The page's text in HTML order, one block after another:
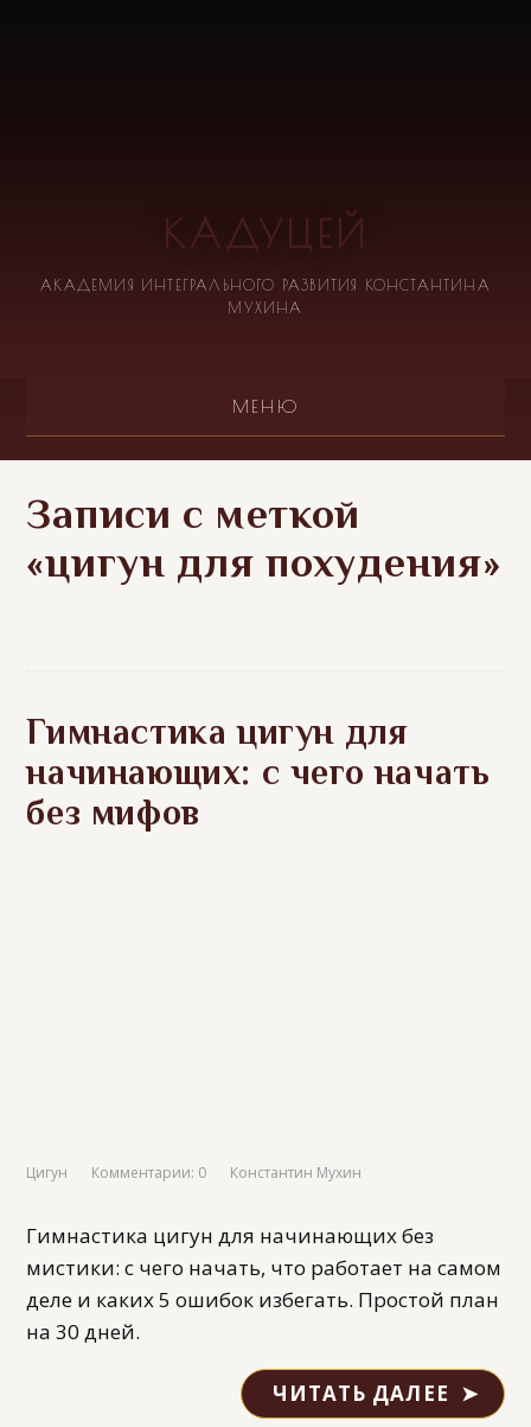
КАДУЦЕЙ
АКАДЕМИЯ ИНТЕГРАЛЬНОГО РАЗВИТИЯ КОНСТАНТИНА
МУХИНА
МЕНЮ
Записи с меткой
«цигун для похудения»
Гимнастика цигун для
начинающих: с чего начать
без мифов
Цигун Комментарии: 0 Константин Мухин
Гимнастика цигун для начинающих без
мистики: с чего начать, что работает на самом
деле и каких 5 ошибок избегать. Простой план
на 30 дней.
ЧИТАТЬ ДАЛЕЕ